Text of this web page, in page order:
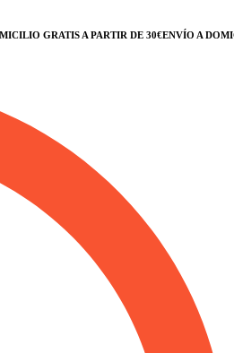
GRATIS A PARTIR DE 30€ENVÍO A DOMICILIO